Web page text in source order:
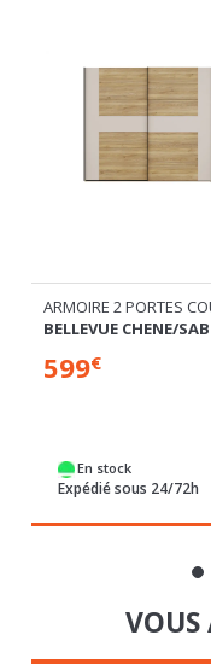
1 TIROIR
ARMOIRE 2 PORTES
BELLEVUE CHENE/
599€
En stock
Expédié sous 24/72h
VOUS